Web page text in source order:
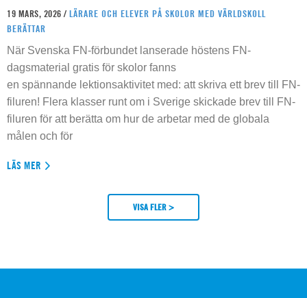
19 MARS, 2026 / LÄRARE OCH ELEVER PÅ SKOLOR MED VÄRLDSKOLL
BERÄTTAR
När Svenska FN-förbundet lanserade höstens FN-
dagsmaterial gratis för skolor fanns
en spännande lektionsaktivitet med: att skriva ett brev till FN-
filuren! Flera klasser runt om i Sverige skickade brev till FN-
filuren för att berätta om hur de arbetar med de globala
målen och för
LÄS MER
VISA FLER >